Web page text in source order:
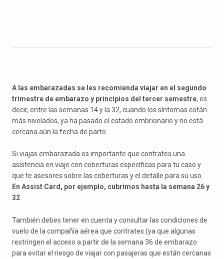
A las embarazadas se les recomienda viajar en el segundo
trimestre de embarazo y principios del tercer semestre, es
decir, entre las semanas 14 y la 32, cuando los síntomas están
más nivelados, ya ha pasado el estado embrionario y no está
cercana aún la fecha de parto.
Si viajas embarazada es importante que contrates una
asistencia en viaje con coberturas específicas para tu caso y
que te asesores sobre las coberturas y el detalle para su uso.
En Assist Card, por ejemplo, cubrimos hasta la semana 26 y
32.
También debes tener en cuenta y consultar las condiciones de
vuelo de la compañía aérea que contrates (ya que algunas
restringen el acceso a partir de la semana 36 de embarazo
para evitar el riesgo de viajar con pasajeras que están cercanas